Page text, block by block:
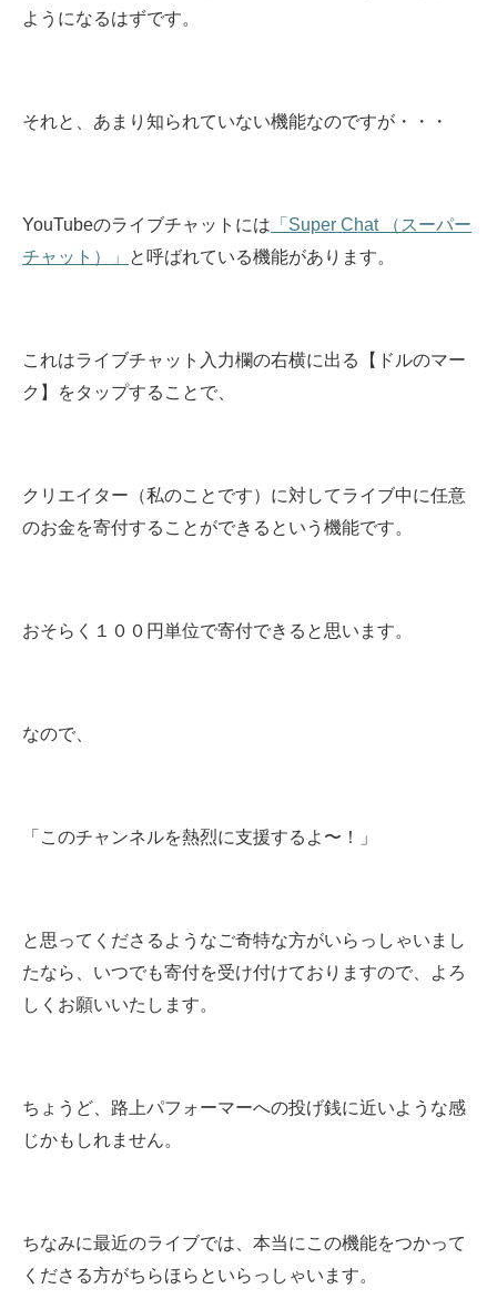
ようになるはずです。
それと、あまり知られていない機能なのですが・・・
YouTubeのライブチャットには 「Super Chat （スーパー
チャット）」
と呼ばれている機能があります。
これはライブチャット入力欄の右横に出る【ドルのマー
ク】をタップすることで、
クリエイター（私のことです）に対してライブ中に任意
のお金を寄付することができるという機能です。
おそらく１００円単位で寄付できると思います。
なので、
「このチャンネルを熱烈に支援するよ〜！」
と思ってくださるようなご奇特な方がいらっしゃいまし
たなら、いつでも寄付を受け付けておりますので、よろ
しくお願いいたします。
ちょうど、路上パフォーマーへの投げ銭に近いような感
じかもしれません。
ちなみに最近のライブでは、本当にこの機能をつかって
くださる方がちらほらといらっしゃいます。